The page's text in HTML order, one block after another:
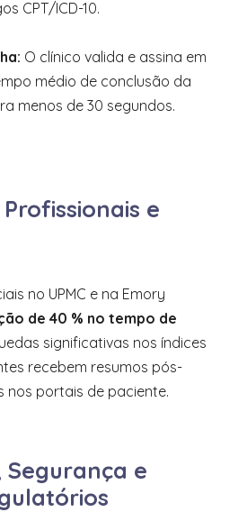
CPT/ICD-10.
O clínico valida e assina em
médio de conclusão da
menos de 30 segundos.
e
no UPMC e na Emory
de 40 % no tempo de
significativas nos índices
recebem resumos pós-
nos portais de paciente.
Segurança e